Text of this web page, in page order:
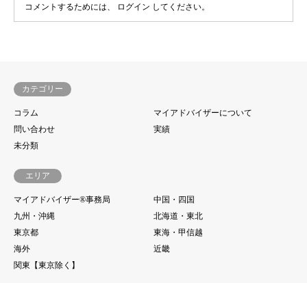
コメントするためには、 ログイン してください。
カテゴリー
コラム
マイアドバイザーについて
問い合わせ
実績
未分類
エリア
マイアドバイザー®事務局
中国・四国
九州・沖縄
北海道・東北
東京都
東海・甲信越
海外
近畿
関東【東京除く】